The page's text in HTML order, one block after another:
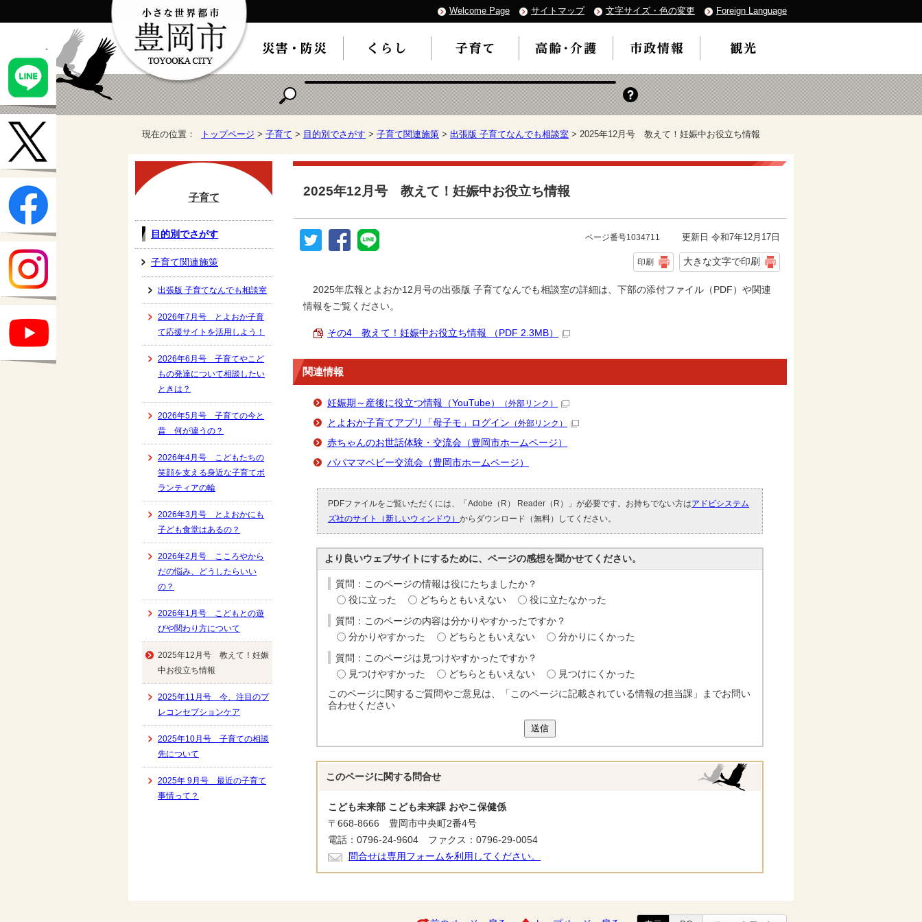
Welcome Page サイトマップ 文字サイズ・色の変更 Foreign Language
現在の位置： トップページ > 子育て > 目的別でさがす > 子育て関連施策 > 出張版 子育てなんでも相談室 > 2025年12月号 教えて！妊娠中お役立ち情報
2025年12月号 教えて！妊娠中お役立ち情報
ページ番号1034711 更新日 令和7年12月17日
印刷 大きな文字で印刷
2025年広報とよおか12月号の出張版 子育てなんでも相談室の詳細は、下部の添付ファイル（PDF）や関連
情報をご覧ください。
その4 教えて！妊娠中お役立ち情報 （PDF 2.3MB）
関連情報
妊娠期～産後に役立つ情報（YouTube） （外部リンク）
とよおか子育てアプリ「母子モ」ログイン （外部リンク）
赤ちゃんのお世話体験・交流会（豊岡市ホームページ）
パパママベビー交流会（豊岡市ホームページ）
PDFファイルをご覧いただくには、「Adobe（R） Reader（R）」が必要です。お持ちでない方はアドビシステム
ズ社のサイト（新しいウィンドウ） からダウンロード（無料）してください。
より良いウェブサイトにするために、ページの感想を聞かせてください。
質問：このページの情報は役にたちましたか？
役に立った
どちらともいえない 役に立たなかった
質問：このページの内容は分かりやすかったですか？
分かりやすかった
どちらともいえない 分かりにくかった
質問：このページは見つけやすかったですか？
見つけやすかった
どちらともいえない
見つけにくかった
このページに関するご質問やご意見は、「このページに記載されている情報の担当課」までお問い
合わせください
送信
このページに関する 問合せ
こども未来部 こども未来課 おやこ保健係
〒668-8666 豊岡市中央町2番4号
電話：0796-24-9604 ファクス：0796-29-0054
問合せは専用フォームを利用してください。
子育て
目的別でさがす
子育て関連施策
出張版 子育てなんでも相談室
2026年7月号 とよおか子育
て応援サイトを活用しよう！
2026年6月号 子育てやこど
もの発達について相談したい
ときは？
2026年5月号 子育ての今と
昔 何が違うの？
2026年4月号 こどもたちの
笑顔を支える身近な子育てボ
ランティアの輪
2026年3月号 とよおかにも
子ども食堂はあるの？
2026年2月号 こころやから
だの悩み、どうしたらいい
の？
2026年1月号 こどもとの遊
びや関わり方について
2025年12月号 教えて！妊娠
中お役立ち情報
2025年11月号 今、注目のプ
レコンセプションケア
2025年10月号 子育ての相談
先について
2025年 9月号 最近の子育て
事情って？